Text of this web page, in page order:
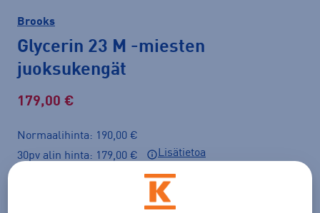
Brooks
Glycerin 23 M -miesten
juoksukengät
179,00 €
Normaalihinta: 190,00 €
30pv alin hinta: 179,00 €
Lisätietoa